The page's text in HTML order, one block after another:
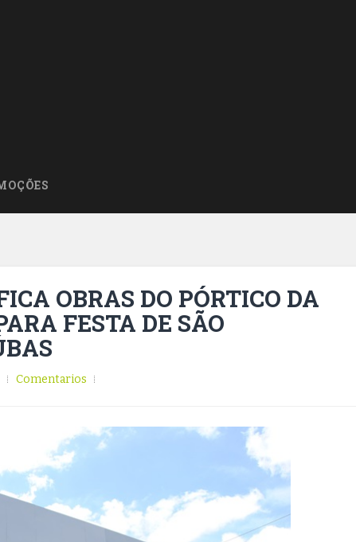
OBRAS DO PÓRTICO DA
FESTA DE SÃO
Comentarios